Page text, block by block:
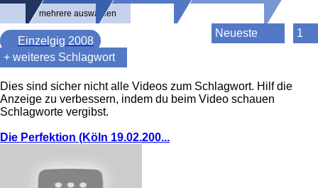
mehrere auswählen
Einzelgig 2008
Dies sind sicher nicht alle Videos zum Schlagwort. Hilf die
Anzeige zu verbessern, indem du beim Video schauen
Schlagworte vergibst.
Die Perfektion (Köln 19.02.200...